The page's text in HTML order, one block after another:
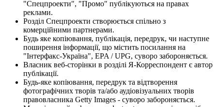
"Спецпроекти", "Промо" публікуються на правах
реклами.
Розділ Спецпроекти створюється спільно з
комерційними партнерами.
Будь яке копіювання, публікація, передрук, чи наступне
поширення інформації, що містить посилання на
"Інтерфакс-Україна", EPA / UPG, суворо забороняється.
Власник веб-сторінки в розділі Я-Корреспондент є автор
публікації.
Будь-яке копіювання, передрук та відтворення
фотографічних творів та/або аудіовізуальних творів
правовласника Getty Images - суворо забороняється.